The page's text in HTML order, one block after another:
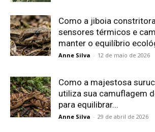
Como a jiboia
sensores térmicos e
manter o equilíbrio
Anne Silva - 12 de maio de 2026
Como a majestosa
utiliza sua camuflagem
para equilibrar...
Anne Silva - 29 de abril de 2026